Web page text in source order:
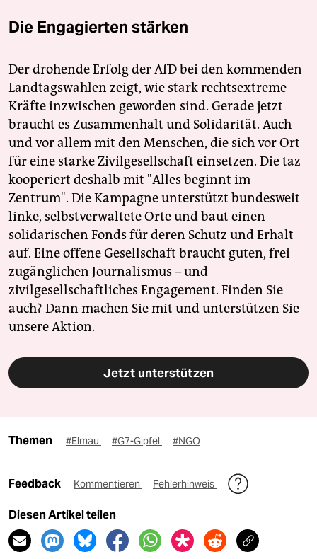
Die Engagierten stärken
Der drohende Erfolg der AfD bei den kommenden
Landtagswahlen zeigt, wie stark rechtsextreme
Kräfte inzwischen geworden sind. Gerade jetzt
braucht es Zusammenhalt und Solidarität. Auch
und vor allem mit den Menschen, die sich vor Ort
für eine starke Zivilgesellschaft einsetzen. Die taz
kooperiert deshalb mit "Alles beginnt im
Zentrum". Die Kampagne unterstützt bundesweit
linke, selbstverwaltete Orte und baut einen
solidarischen Fonds für deren Schutz und Erhalt
auf. Eine offene Gesellschaft braucht guten, frei
zugänglichen Journalismus – und
zivilgesellschaftliches Engagement. Finden Sie
auch? Dann machen Sie mit und unterstützen Sie
unsere Aktion.
Jetzt unterstützen
Themen #Elmau #G7-Gipfel #NGO
Feedback Kommentieren Fehlerhinweis
Diesen Artikel teilen